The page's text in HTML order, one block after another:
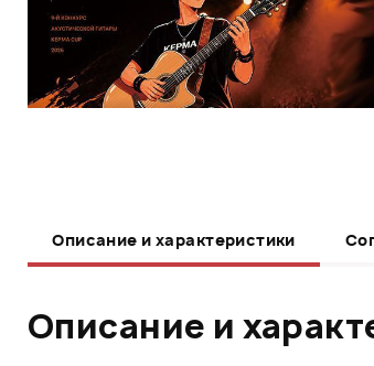
Описание и характеристики
Описание и